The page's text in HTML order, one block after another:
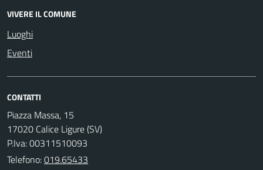
VIVERE IL COMUNE
Luoghi
Eventi
CONTATTI
Piazza Massa, 15
17020 Calice Ligure (SV)
P.Iva: 00311510093
Telefono:019.65433